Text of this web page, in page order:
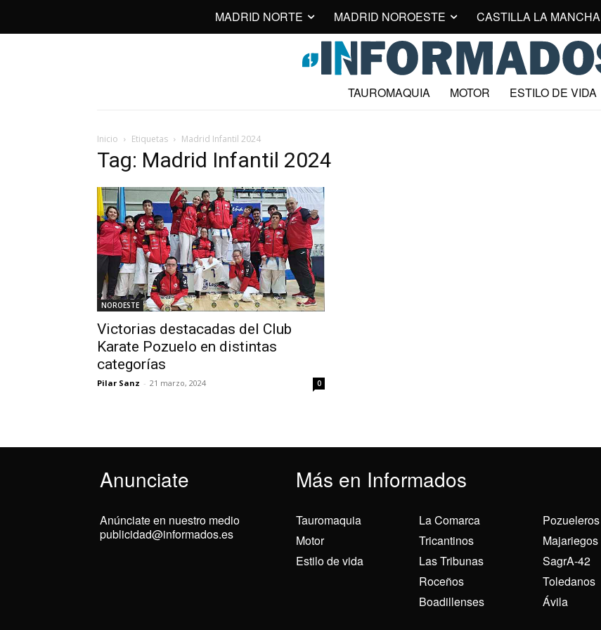
MADRID NORTE MADRID NOROESTE CASTILLA LA MANCHA
TAUROMAQUIA MOTOR ESTILO DE VIDA
Inicio Etiquetas Madrid Infantil 2024
Tag: Madrid Infantil 2024
NOROESTE
Victorias destacadas del Club
Karate Pozuelo en distintas
categorías
Pilar Sanz - 21 marzo, 2024 0
Anunciate Más en Informados
Anúnciate en nuestro medio
publicidad@informados.es
Tauromaquia
Motor
Estilo de vida
La Comarca
Tricantinos
Las Tribunas
Roceños
Boadillenses
Pozueleros
Majariegos
SagrA-42
Toledanos
Ávila